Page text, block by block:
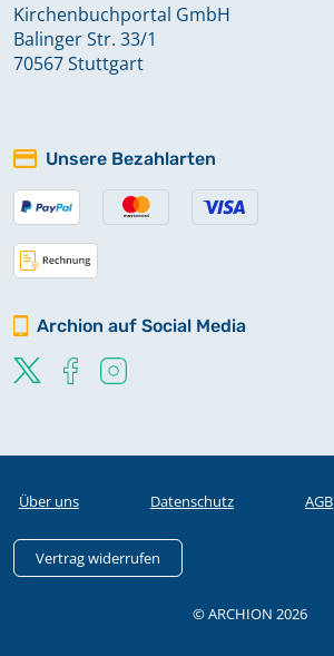
Kirchenbuchportal GmbH
Balinger Str. 33/1
70567 Stuttgart
Unsere Bezahlarten
Archion auf Social Media
Über uns Datenschutz AGB
Vertrag widerrufen
© ARCHION 2026